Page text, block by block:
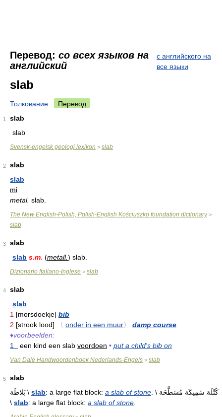
Перевод: со всех языков на
английский
с английского на
все языки
slab
Толкование Перевод
1
slab
slab
Svensk-engelsk geologi lexikon > slab
2
slab
slab
mi
metal. slab.
The New English-Polish, Polish-English Kościuszko foundation dictionary>
slab
3
slab
slab s.m. (metall.) slab.
Dizionario Italiano-Inglese > slab
4
slab
slab
1 [morsdoekje] bib
2 [strook lood] 〈 onder in een muur〉
damp course
♦voorbeelden:
1
een kind een slab voordoen • put a child's bib on
Van Dale Handwoordenboek Nederlands-Engels > slab
5
slab
بَلاطَة \ slab: a large flat block: a slab of stone . \ كُتْلَة سَمِيكَة مُسَطَّحَة
\ slab: a large flat block: a slab of stone